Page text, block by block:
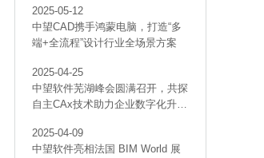
2025-05-12
中望CAD携手鸿蒙电脑，打造“多
端+全流程”设计行业全场景方案
2025-04-25
中望软件芜湖峰会圆满召开，共探
自主CAx技术助力企业数字化升级
2025-04-09
中望软件亮相法国 BIM World 展